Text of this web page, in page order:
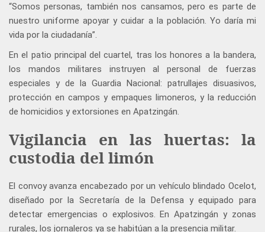
“Somos personas, también nos cansamos, pero es parte de
nuestro uniforme apoyar y cuidar a la población. Yo daría mi
vida por la ciudadanía”.
En el patio principal del cuartel, tras los honores a la bandera,
los mandos militares instruyen al personal de fuerzas
especiales y de la Guardia Nacional: patrullajes disuasivos,
protección en campos y empaques limoneros, y la reducción
de homicidios y extorsiones en Apatzingán.
Vigilancia en las huertas: la
custodia del limón
El convoy avanza encabezado por un vehículo blindado Ocelot,
diseñado por la Secretaría de la Defensa y equipado para
detectar emergencias o explosivos. En Apatzingán y zonas
rurales, los jornaleros ya se habitúan a la presencia militar.